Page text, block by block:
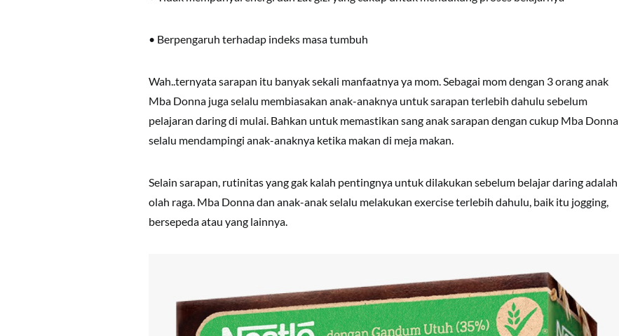
• Berpengaruh terhadap indeks masa tumbuh
Wah..ternyata sarapan itu banyak sekali manfaatnya ya mom. Sebagai mom dengan 3 orang anak
Mba Donna juga selalu membiasakan anak-anaknya untuk sarapan terlebih dahulu sebelum
pelajaran daring di mulai. Bahkan untuk memastikan sang anak sarapan dengan cukup Mba Donna
selalu mendampingi anak-anaknya ketika makan di meja makan.
Selain sarapan, rutinitas yang gak kalah pentingnya untuk dilakukan sebelum belajar daring adalah
olah raga. Mba Donna dan anak-anak selalu melakukan exercise terlebih dahulu, baik itu jogging,
bersepeda atau yang lainnya.